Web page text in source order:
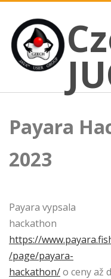
content
Czech
CZECH JAVA USER GROUP
Payara
2023
Payara vypsala
hackathon
https://
/page/payara-
hackathon/o ceny až